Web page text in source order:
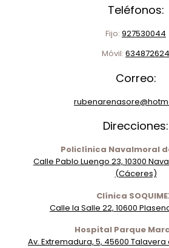
Teléfonos:
Fijo: 927530044
Móvil: 634872624
Correo:
Direcciones:
Policlínica Navalmoral
Calle Pablo Luengo 23, 10300
(Cáceres)
Clínica
Calle la Salle 22, 10600
Hospital Parque
Av. Extremadura, 5, 45600